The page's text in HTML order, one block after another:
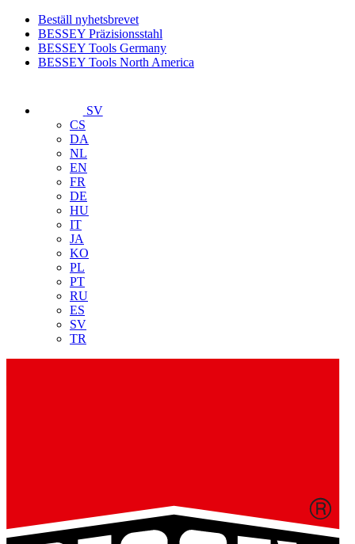
Beställ nyhetsbrevet
BESSEY Präzisionsstahl
BESSEY Tools Germany
BESSEY Tools North America
SV
CS
DA
NL
EN
FR
DE
HU
IT
JA
KO
PL
PT
RU
ES
SV
TR